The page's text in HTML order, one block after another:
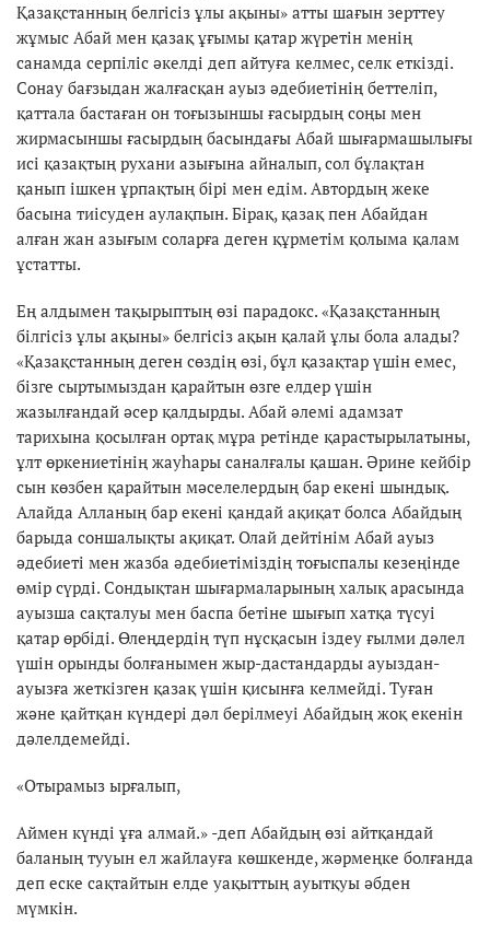
Қазақстанның белгісіз ұлы ақыны» атты шағын зерттеу
жұмыс Абай мен қазақ ұғымы қатар жүретін менің
санамда серпіліс әкелді деп айтуға келмес, селк еткізді.
Сонау бағзыдан жалғасқан ауыз әдебиетінің беттеліп,
қаттала бастаған он тоғызыншы ғасырдың соңы мен
жирмасыншы ғасырдың басындағы Абай шығармашылығы
исі қазақтың рухани азығына айналып, сол бұлақтан
қанып ішкен ұрпақтың бірі мен едім. Автордың жеке
басына тиісуден аулақпын. Бірақ, қазақ пен Абайдан
алған жан азығым соларға деген құрметім қолыма қалам
ұстатты.
Ең алдымен тақырыптың өзі парадокс. «Қазақстанның
білгісіз ұлы ақыны» белгісіз ақын қалай ұлы бола алады?
«Қазақстанның деген сөздің өзі, бұл қазақтар үшін емес,
бізге сыртымыздан қарайтын өзге елдер үшін
жазылғандай әсер қалдырды. Абай әлемі адамзат
тарихына қосылған ортақ мұра ретінде қарастырылатыны,
ұлт өркениетінің жауһары саналғалы қашан. Әрине кейбір
сын көзбен қарайтын мәселелердың бар екені шындық.
Алайда Алланың бар екені қандай ақиқат болса Абайдың
барыда соншалықты ақиқат. Олай дейтінім Абай ауыз
әдебиеті мен жазба әдебиетіміздің тоғыспалы кезеңінде
өмір сүрді. Сондықтан шығармаларының халық арасында
ауызша сақталуы мен баспа бетіне шығып хатқа түсуі
қатар өрбіді. Өлеңдердің түп нұсқасын іздеу ғылми дәлел
үшін орынды болғанымен жыр-дастандарды ауыздан-
ауызға жеткізген қазақ үшін қисынға келмейді. Туған
және қайтқан күндері дәл берілмеуі Абайдың жоқ екенін
дәлелдемейді.
«Отырамыз ырғалып,
Аймен күнді ұға алмай.» -деп Абайдың өзі айтқандай
баланың тууын ел жайлауға көшкенде, жәрмеңке болғанда
деп еске сақтайтын елде уақыттың ауытқуы әбден
мүмкін.